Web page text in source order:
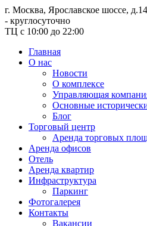
г. Москва, Ярославское шоссе,
- круглосуточно
ТЦ с 10:00 до 22:00
Главная
О нас
Новости
О комплексе
Управляющая
Основные
Блог
Торговый центр
Аренда торговых
Аренда офисов
Отель
Аренда квартир
Инфраструктура
Паркинг
Фотогалерея
Контакты
Вакансии